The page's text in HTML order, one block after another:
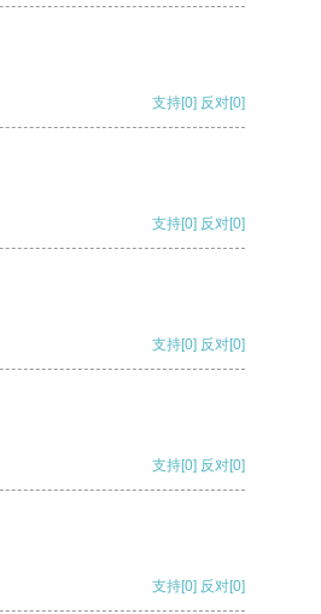
支持[0] 反对[0]
支持[0] 反对[0]
支持[0] 反对[0]
支持[0] 反对[0]
支持[0] 反对[0]